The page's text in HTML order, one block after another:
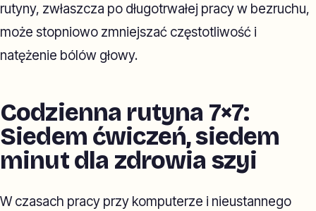
rutyny, zwłaszcza po długotrwałej pracy w bezruchu,
może stopniowo zmniejszać częstotliwość i
natężenie bólów głowy.
Codzienna rutyna 7×7:
Siedem ćwiczeń, siedem
minut dla zdrowia szyi
W czasach pracy przy komputerze i nieustannego